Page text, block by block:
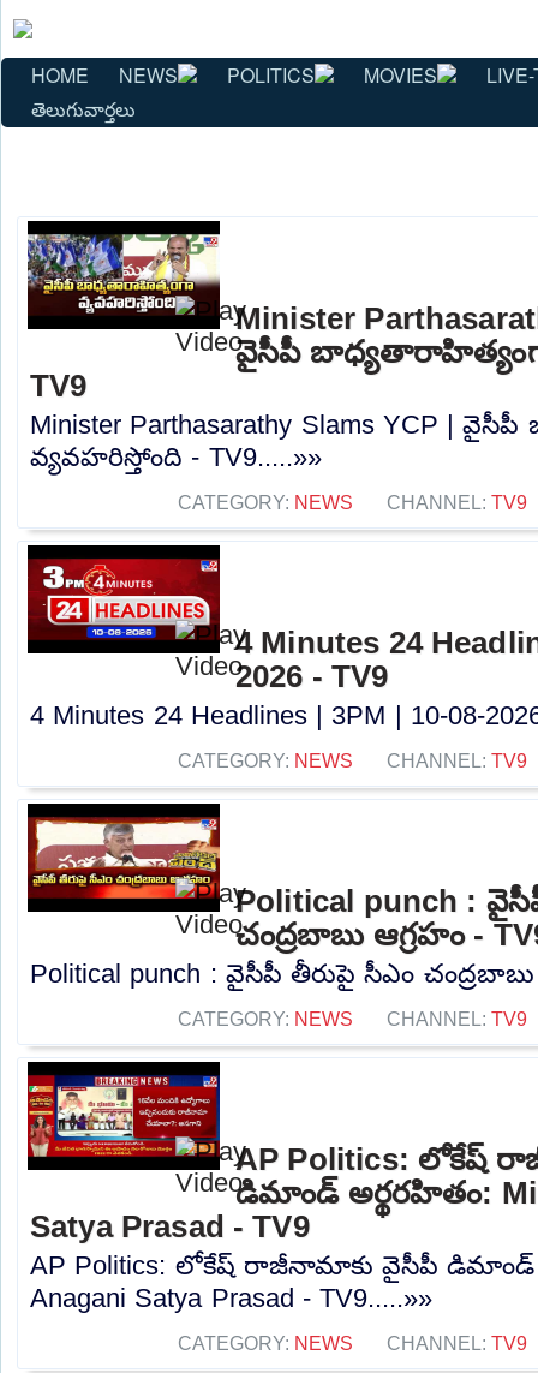
HOME NEWS POLITICS MOVIES
తెలుగువార్తలు
Minister
వైసీపీ
TV9
Minister Parthasarathy Slams YCP |
వ్యవహరిస్తోంది - TV9.....»»
CATEGORY: NEWS CHANNEL: TV9
4 Minutes 24
2026 - TV9
4 Minutes 24 Headlines | 3PM | 10-08-
CATEGORY: NEWS CHANNEL: TV9
Political punch :
చంద్రబాబు ఆగ్రహం -
Political punch : వైసీపీ తీరుపై సీఎం చంద్రబాబు
CATEGORY: NEWS CHANNEL: TV9
AP Politics: లోకేష్
డిమాండ్ అర్థరహితం:
Satya Prasad - TV9
AP Politics: లోకేష్ రాజీనామాకు వైసీపీ డిమాండ్
Anagani Satya Prasad - TV9.....»»
CATEGORY: NEWS CHANNEL: TV9